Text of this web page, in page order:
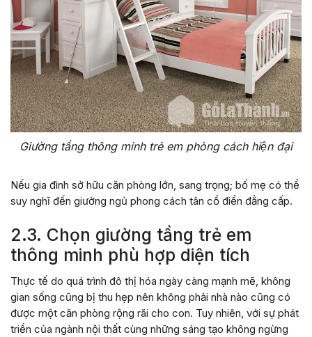
Giường tầng thông minh trẻ em phòng cách hiện đại
Nếu gia đình sở hữu căn phòng lớn, sang trọng; bố mẹ có thể
suy nghĩ đến giường ngủ phong cách tân cổ điển đẳng cấp.
2.3. Chọn giường tầng trẻ em
thông minh phù hợp diện tích
Thực tế do quá trình đô thị hóa ngày càng mạnh mẽ, không
gian sống cũng bị thu hẹp nên không phải nhà nào cũng có
được một căn phòng rộng rãi cho con. Tuy nhiên, với sự phát
triển của ngành nội thất cùng những sáng tạo không ngừng